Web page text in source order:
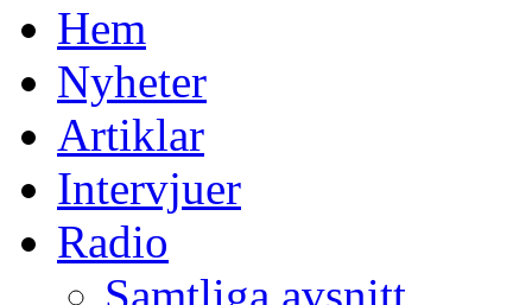
Hem
Nyheter
Artiklar
Intervjuer
Radio
Samtliga avsnitt